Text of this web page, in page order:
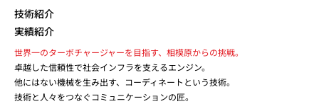
技術紹介
実績紹介
世界一のターボチャージャーを目指す、相模原からの挑戦。
卓越した信頼性で社会インフラを支えるエンジン。
他にはない機械を生み出す、コーディネートという技術。
技術と人々をつなぐコミュニケーションの匠。